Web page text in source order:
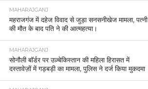
MAHARAJGANJ
महराजगंज में दहेज विवाद से जुड़ा सनसनीखेज मामला, पत्नी
की मौत के बाद पति ने की आत्महत्या।
MAHARAJGANJ
सोनौली बॉर्डर पर उज़्बेकिस्तान की महिला हिरासत में
दस्तावेज़ों में गड़बड़ी का मामला, पुलिस ने दर्ज किया मुकदमा